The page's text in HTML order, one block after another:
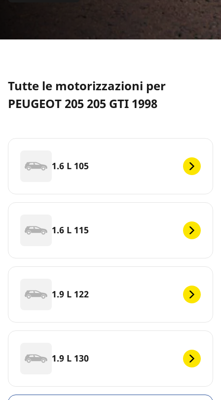
Tutte le motorizzazioni per
PEUGEOT 205 205 GTI 1998
1.6 L 105
1.6 L 115
1.9 L 122
1.9 L 130